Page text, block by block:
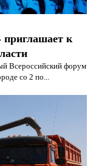
приглашает к
Всероссийский форум
со 2 по...